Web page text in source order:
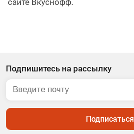
сайте Вкуснофф.
Подпишитесь на рассылку
Подписаться